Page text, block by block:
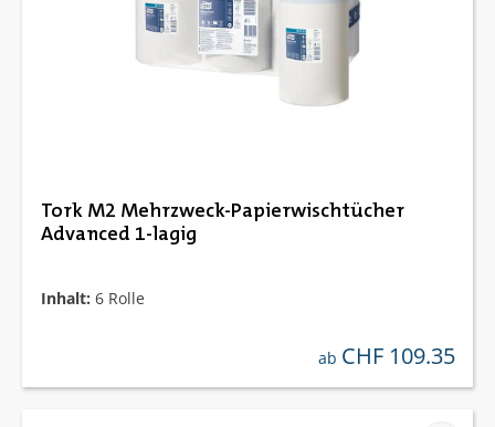
Tork M2 Mehrzweck-Papierwischtücher
Advanced 1-lagig
Inhalt: 6 Rolle
regulärer preis:
ab CHF 109.35